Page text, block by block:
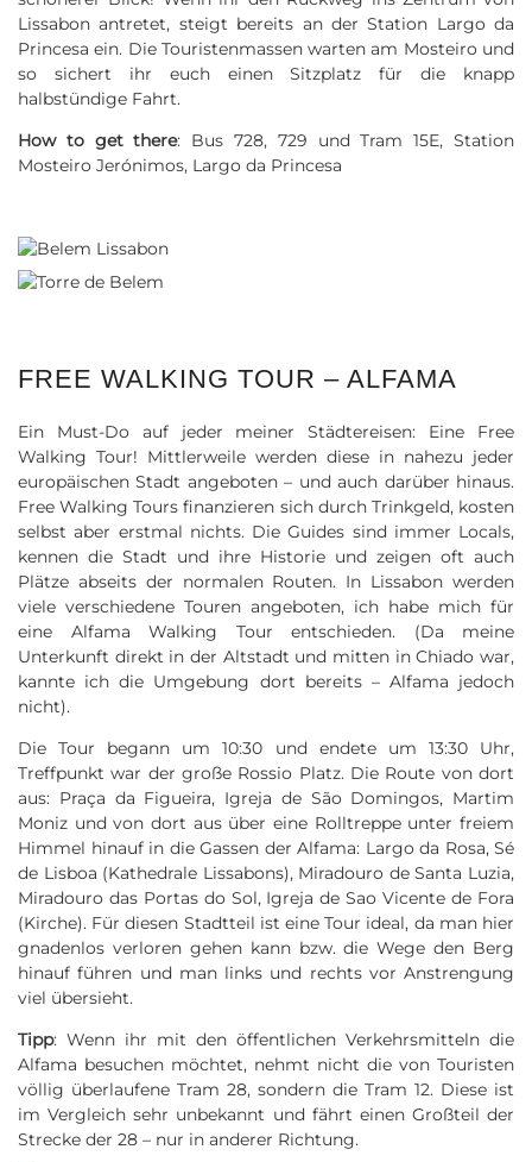
Lissabon antretet, steigt bereits an der Station Largo da
Princesa ein. Die Touristenmassen warten am Mosteiro und
so sichert ihr euch einen Sitzplatz für die knapp
halbstündige Fahrt.
How to get there: Bus 728, 729 und Tram 15E, Station
Mosteiro Jerónimos, Largo da Princesa
FREE WALKING TOUR – ALFAMA
Ein Must-Do auf jeder meiner Städtereisen: Eine Free
Walking Tour! Mittlerweile werden diese in nahezu jeder
europäischen Stadt angeboten – und auch darüber hinaus.
Free Walking Tours finanzieren sich durch Trinkgeld, kosten
selbst aber erstmal nichts. Die Guides sind immer Locals,
kennen die Stadt und ihre Historie und zeigen oft auch
Plätze abseits der normalen Routen. In Lissabon werden
viele verschiedene Touren angeboten, ich habe mich für
eine Alfama Walking Tour entschieden. (Da meine
Unterkunft direkt in der Altstadt und mitten in Chiado war,
kannte ich die Umgebung dort bereits – Alfama jedoch
nicht).
Die Tour begann um 10:30 und endete um 13:30 Uhr,
Treffpunkt war der große Rossio Platz. Die Route von dort
aus: Praça da Figueira, Igreja de São Domingos, Martim
Moniz und von dort aus über eine Rolltreppe unter freiem
Himmel hinauf in die Gassen der Alfama: Largo da Rosa, Sé
de Lisboa (Kathedrale Lissabons), Miradouro de Santa Luzia,
Miradouro das Portas do Sol, Igreja de Sao Vicente de Fora
(Kirche). Für diesen Stadtteil ist eine Tour ideal, da man hier
gnadenlos verloren gehen kann bzw. die Wege den Berg
hinauf führen und man links und rechts vor Anstrengung
viel übersieht.
Tipp: Wenn ihr mit den öffentlichen Verkehrsmitteln die
Alfama besuchen möchtet, nehmt nicht die von Touristen
völlig überlaufene Tram 28, sondern die Tram 12. Diese ist
im Vergleich sehr unbekannt und fährt einen Großteil der
Strecke der 28 – nur in anderer Richtung.